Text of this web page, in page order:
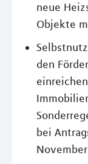
neue
Objekte
den
bei